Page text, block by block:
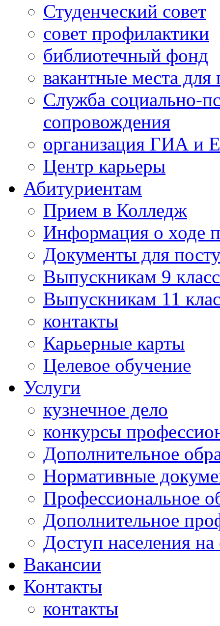
Студенческий совет
совет профилактики
библиотечный фонд
вакантные места
Служба социально-
сопровождения
организация ГИА и
Центр карьеры
Абитуриентам
Прием в Колледж
Информация о ходе
Документы для
Выпускникам 9
Выпускникам 11
контакты
Карьерные карты
Целевое обучение
Услуги
кузнечное дело
конкурсы
Дополнительное
Нормативные
Профессиональное
Дополнительное
Доступ населения
Вакансии
Контакты
контакты